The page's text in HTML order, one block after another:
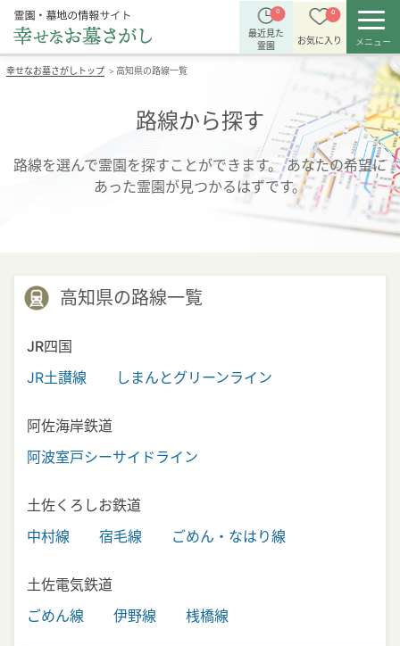
0
最近見た
霊園
0
お気に入り メニュー
幸せなお墓さがしトップ ＞ 高知県の路線一覧
路線から探す
路線を選んで霊園を探すことができます。あなたの希望に
あった霊園が見つかるはずです。
高知県の路線一覧
JR四国
JR土讃線
しまんとグリーンライン
阿佐海岸鉄道
阿波室戸シーサイドライン
土佐くろしお鉄道
中村線
宿毛線 ごめん・なはり線
土佐電気鉄道
ごめん線
伊野線 桟橋線